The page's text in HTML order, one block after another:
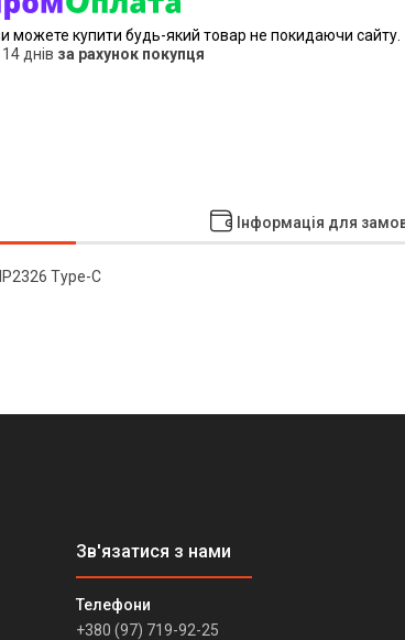
можете купити будь-який товар не покидаючи сайту.
днів за рахунок покупця
Інформація для
Type-C
+380 (97) 719-92-25